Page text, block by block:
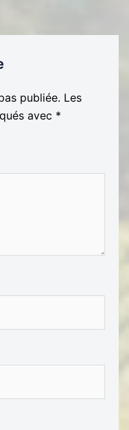
publiée. Les
avec *